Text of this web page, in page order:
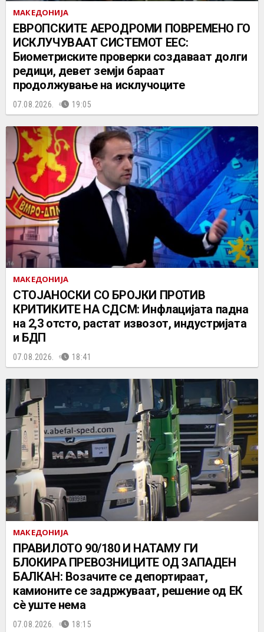
МАКЕДОНИЈА
ЕВРОПСКИТЕ АЕРОДРОМИ ПОВРЕМЕНО ГО
ИСКЛУЧУВААТ СИСТЕМОТ ЕЕС:
Биометриските проверки создаваат долги
редици, девет земји бараат
продолжување на исклучоците
07.08.2026. 19:05
МАКЕДОНИЈА
СТОЈАНОСКИ СО БРОЈКИ ПРОТИВ
КРИТИКИТЕ НА СДСМ: Инфлацијата падна
на 2,3 отсто, растат извозот, индустријата
и БДП
07.08.2026. 18:41
МАКЕДОНИЈА
ПРАВИЛОТО 90/180 И НАТАМУ ГИ
БЛОКИРА ПРЕВОЗНИЦИТЕ ОД ЗАПАДЕН
БАЛКАН: Возачите се депортираат,
камионите се задржуваат, решение од ЕК
сè уште нема
07.08.2026. 18:15